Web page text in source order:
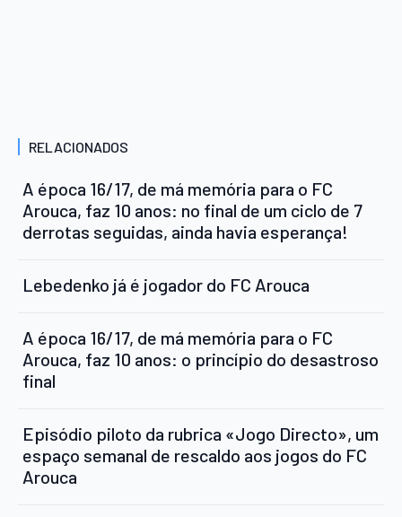
RELACIONADOS
A época 16/17, de má memória para o FC
Arouca, faz 10 anos: no final de um ciclo de 7
derrotas seguidas, ainda havia esperança!
Lebedenko já é jogador do FC Arouca
A época 16/17, de má memória para o FC
Arouca, faz 10 anos: o princípio do desastroso
final
Episódio piloto da rubrica «Jogo Directo», um
espaço semanal de rescaldo aos jogos do FC
Arouca